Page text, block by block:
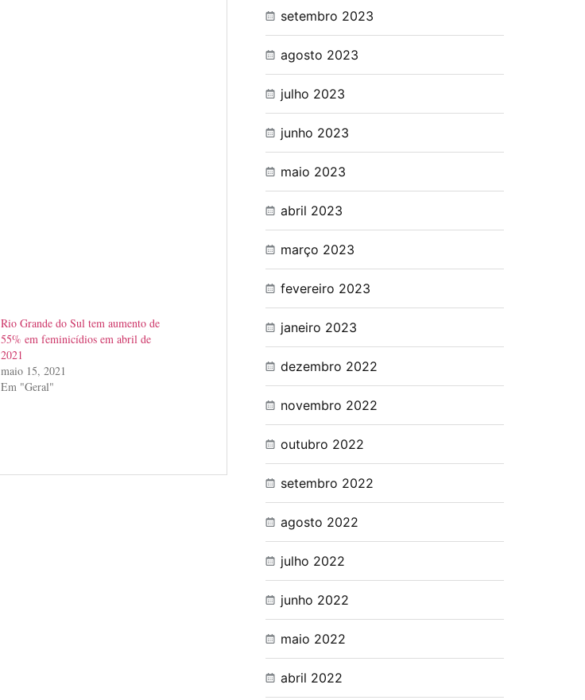
Rio Grande do Sul tem aumento de
55% em feminicídios em abril de
2021
maio 15, 2021
Em "Geral"
setembro 2023
agosto 2023
julho 2023
junho 2023
maio 2023
abril 2023
março 2023
fevereiro 2023
janeiro 2023
dezembro 2022
novembro 2022
outubro 2022
setembro 2022
agosto 2022
julho 2022
junho 2022
maio 2022
abril 2022